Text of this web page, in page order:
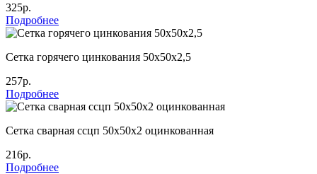
325р.
Подробнее
Сетка горячего цинкования 50х50х2,5
257р.
Подробнее
Сетка сварная ссцп 50х50х2 оцинкованная
216р.
Подробнее